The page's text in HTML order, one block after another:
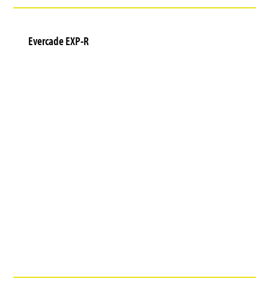
Evercade EXP-R